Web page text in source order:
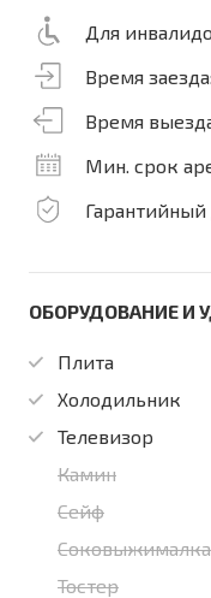
Для
Время заезда:
Время
Мин. срок
Гарантийный
ОБОРУДОВАНИЕ И
Плита
Холодильник
Телевизор
Камин
Сейф
Соковыжималка
Тостер